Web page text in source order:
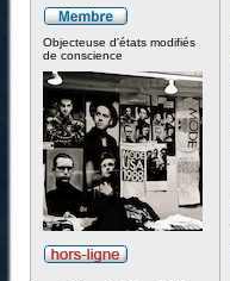
Objecteuse d'états modifiés
de conscience